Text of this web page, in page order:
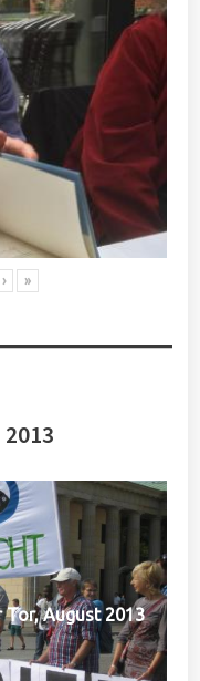
› »
Tor, August 2013